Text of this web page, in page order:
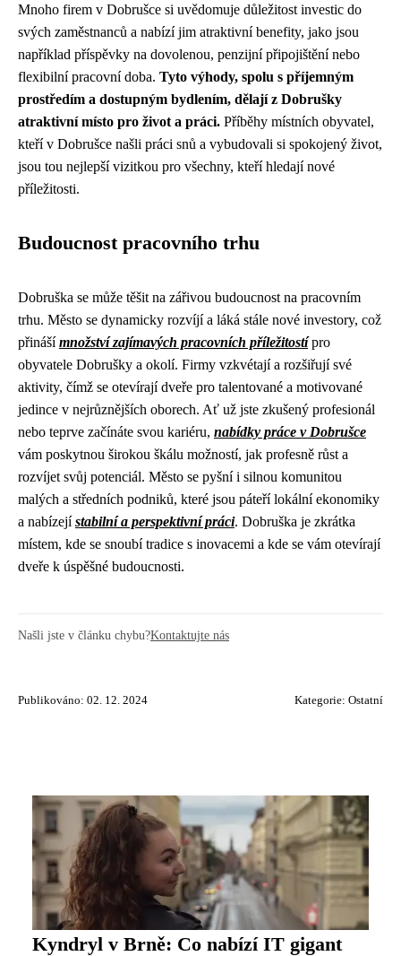
Mnoho firem v Dobrušce si uvědomuje důležitost investic do
svých zaměstnanců a nabízí jim atraktivní benefity, jako jsou
například příspěvky na dovolenou, penzijní připojištění nebo
flexibilní pracovní doba. Tyto výhody, spolu s příjemným
prostředím a dostupným bydlením, dělají z Dobrušky
atraktivní místo pro život a práci. Příběhy místních obyvatel,
kteří v Dobrušce našli práci snů a vybudovali si spokojený život,
jsou tou nejlepší vizitkou pro všechny, kteří hledají nové
příležitosti.
Budoucnost pracovního trhu
Dobruška se může těšit na zářivou budoucnost na pracovním
trhu. Město se dynamicky rozvíjí a láká stále nové investory, což
přinášímnožství zajímavých pracovních příležitostípro
obyvatele Dobrušky a okolí. Firmy vzkvétají a rozšiřují své
aktivity, čímž se otevírají dveře pro talentované a motivované
jedince v nejrůznějších oborech. Ať už jste zkušený profesionál
nebo teprve začínáte svou kariéru, nabídky práce v Dobrušce
vám poskytnou širokou škálu možností, jak profesně růst a
rozvíjet svůj potenciál. Město se pyšní i silnou komunitou
malých a středních podniků, které jsou páteří lokální ekonomiky
a nabízejístabilní a perspektivní práci. Dobruška je zkrátka
místem, kde se snoubí tradice s inovacemi a kde se vám otevírají
dveře k úspěšné budoucnosti.
Našli jste v článku chybu?Kontaktujte nás
Publikováno: 02. 12. 2024 Kategorie: Ostatní
Kyndryl v Brně: Co nabízí IT gigant